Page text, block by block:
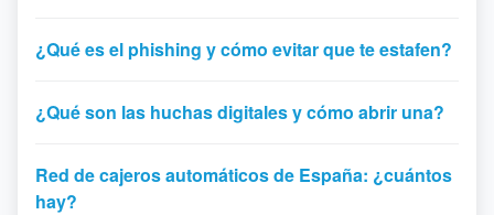
¿Qué es el phishing y cómo evitar que te estafen?
¿Qué son las huchas digitales y cómo abrir una?
Red de cajeros automáticos de España: ¿cuántos
hay?